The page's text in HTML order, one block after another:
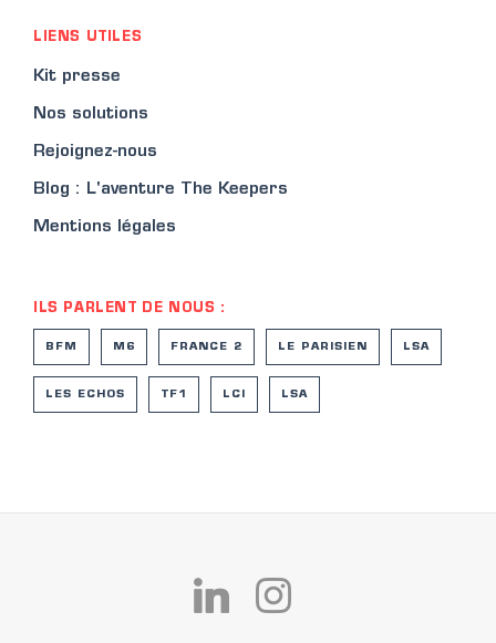
LIENS UTILES
Kit presse
Nos solutions
Rejoignez-nous
Blog : L'aventure The Keepers
Mentions légales
ILS PARLENT DE NOUS :
BFM M6 FRANCE 2 LE PARISIEN LSA
LES ECHOS TF1 LCI LSA